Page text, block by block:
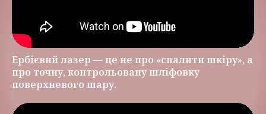
Ербієвий лазер — це не про «спалити шкіру», а
про точну, контрольовану шліфовку
поверхневого шару.